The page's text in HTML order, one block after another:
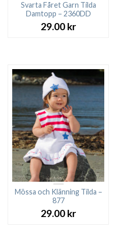
Svarta Fåret Garn Tilda
Damtopp – 2360DD
29.00 kr
Mössa och Klänning Tilda –
877
29.00 kr